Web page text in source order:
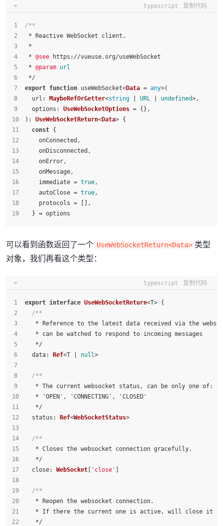
typescript 复制代码
/**
* Reactive WebSocket client.
*
* @see https://vueuse.org/useWebSocket
* @param url
*/
export function useWebSocket<Data = any>(
url : MaybeRefOrGetter<string URL undefined>,
options : UseWebSocketOptions = {},
): UseWebSocketReturn<Data> {
const {
    onConnected,
    onDisconnected,
    onError,
    onMessage,
    immediate =
true,
    autoClose =
true,
    protocols = [],
  } = options
可以看到函数返回了一个 UseWebSocketReturn<Data> 类型
对象，我们再看这个类型：
typescript 复制代码
export interface UseWebSocketReturn<T> {
/**
* Reference to the latest data received via the
   * can be watched to respond to incoming messages
   */
data: Ref<T | null>
/**
   * The current websocket status, can be only one of:
   * 'OPEN', 'CONNECTING', 'CLOSED'
   */
status : Ref<WebSocketStatus>
/**
   * Closes the websocket connection gracefully.
   */
close: WebSocket 'close'
/**
   * Reopen the websocket connection.
* If there the current one is active, will close it
   */